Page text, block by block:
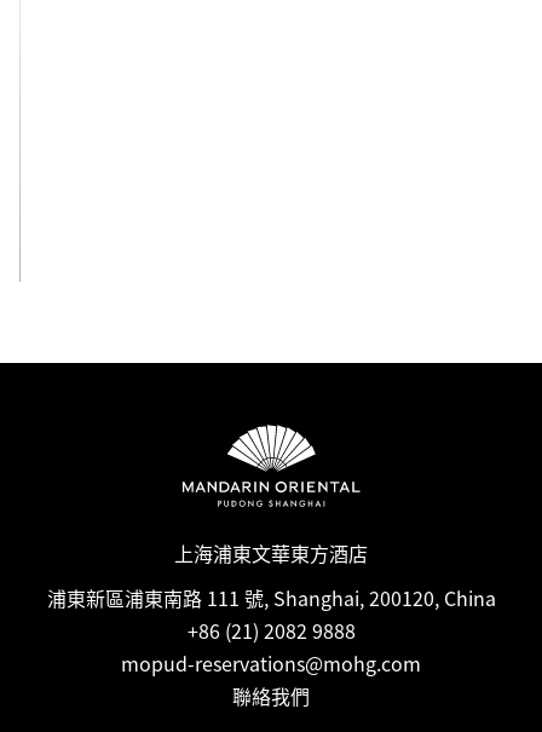
上海浦東文華東方酒店
浦東新區浦東南路 111 號, Shanghai, 200120, China
+86 (21) 2082 9888
mopud-reservations@mohg.com
聯絡我們